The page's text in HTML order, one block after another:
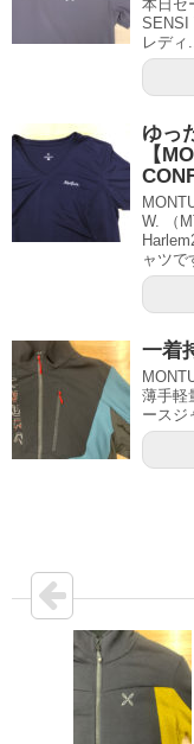
本日セ
SENSI
レディ...
ゆっ
【
W. （
ャツで
一着
薄手軽
ースジ